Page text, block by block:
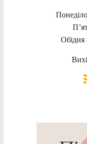
Обідня